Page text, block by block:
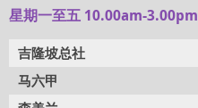
星期一至五 10.00am-3.00pm
吉隆坡总社
马六甲